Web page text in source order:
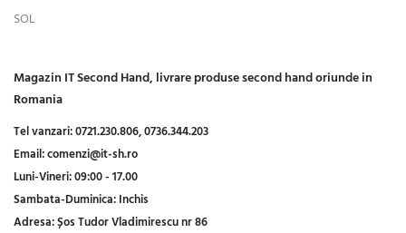
SOL
Magazin IT Second Hand, livrare produse second hand oriunde in
Romania
Tel vanzari:0721.230.806,0736.344.203
Email:comenzi@it-sh.ro
Luni-Vineri:09:00 - 17.00
Sambata-Duminica:Inchis
Adresa:Șos Tudor Vladimirescu nr 86